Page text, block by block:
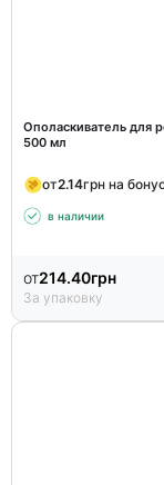
Ополаскиватель для
500 мл
от2.14грн на
в наличии
от214.40грн
За упаковку